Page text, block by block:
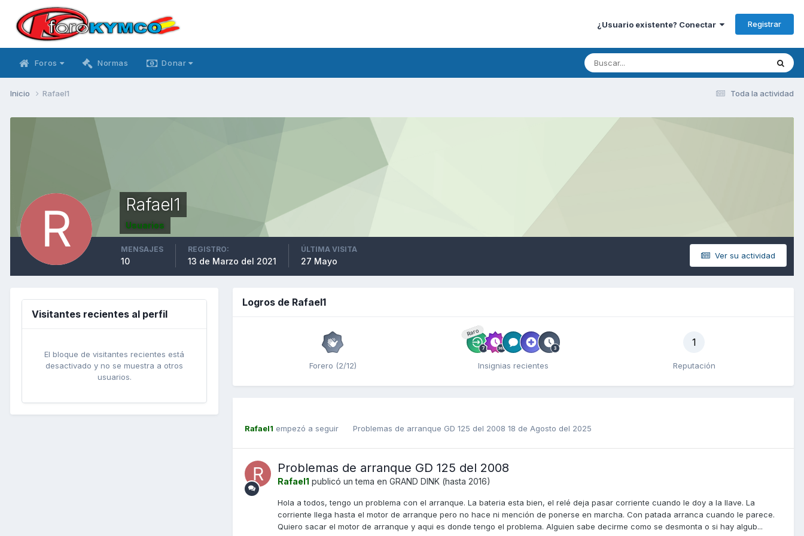
¿Usuario existente? Conectar Registrar
Foros Normas Donar
Toda la actividad
Inicio Rafael1
Rafael1
Usuarios
Ver su actividad
MENSAJES
10
REGISTRO:
13 de Marzo del 2021
ÚLTIMA VISITA
27 Mayo
Visitantes recientes al perfil
El bloque de visitantes recientes está
desactivado y no se muestra a otros
usuarios.
Logros de Rafael1
Forero (2/12)
Raro
Insignias recientes
1
Reputación
Rafael1 empezó a seguir Problemas de arranque GD 125 del 2008 18 de Agosto del 2025
Problemas de arranque GD 125 del 2008
Rafael1 publicó un tema en GRAND DINK (hasta 2016)
Hola a todos, tengo un problema con el arranque. La bateria esta bien, el relé deja pasar corriente cuando le doy a la llave. La
corriente llega hasta el motor de arranque pero no hace ni mención de ponerse en marcha. Con patada arranca cuando le parece.
Quiero sacar el motor de arranque y aqui es donde tengo el problema. Alguien sabe decirme como se desmonta o si hay algub...